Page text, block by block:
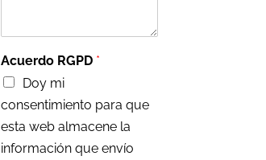
Acuerdo RGPD *
Doy mi
consentimiento para que
esta web almacene la
información que envío